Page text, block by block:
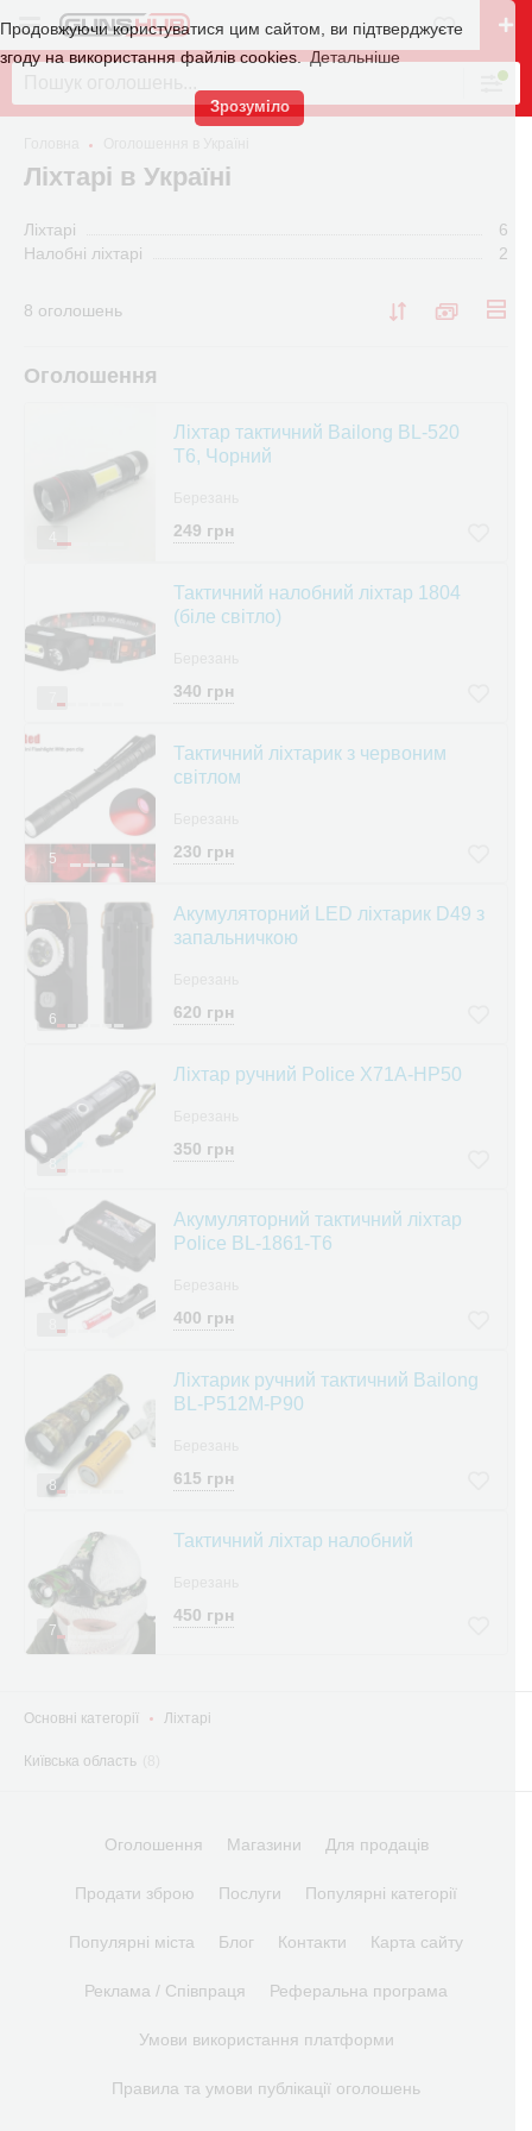
Продовжуючи користуватися цим сайтом, ви підтверджуєте
згоду на використання файлів cookies.
Детальніше
Зрозуміло
Ліхтарі в Україні
Ліхтарі
6
Налобні ліхтарі
2
8 оголошень
Оголошення
Ліхтар тактичний Bailong BL-520
T6, Чорний
249 грн
Тактичний налобний ліхтар 1804
(біле світло)
340 грн
5
Тактичний ліхтарик з червоним
світлом
230 грн
6
Акумуляторний LED ліхтарик D49 з
запальничкою
620 грн
8
Ліхтар ручний Police X71A-HP50
350 грн
Акумуляторний тактичний ліхтар
Police BL-1861-T6
400 грн
8
Ліхтарик ручний тактичний Bailong
BL-P512M-P90
615 грн
7
Тактичний ліхтар налобний
450 грн
Основні категорії Ліхтарі
Київська область
Оголошення Магазини Для продаців
Продати зброю Послуги Популярні категорії
Популярні міста Блог Контакти Карта сайту
Реклама / Співпраця Реферальна програма
Умови використання платформи
Правила та умови публікації оголошень